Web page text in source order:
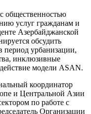
общественностью
услуг гражданам и
Азербайджанской
обсудить
период урбанизации,
инклюзивные
модели ASAN.
координатор
и Центральной Азии
по работе с
Организации